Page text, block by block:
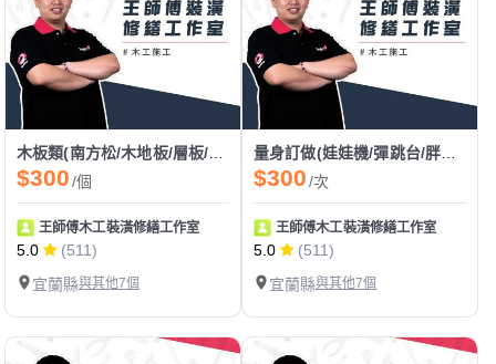
$300/個
王師傅木工裝潢修繕工作室
5.0
(511)
宜蘭縣與其他7個
$300/次
王師傅木工裝潢修繕工作室
5.0
(511)
宜蘭縣與其他7個